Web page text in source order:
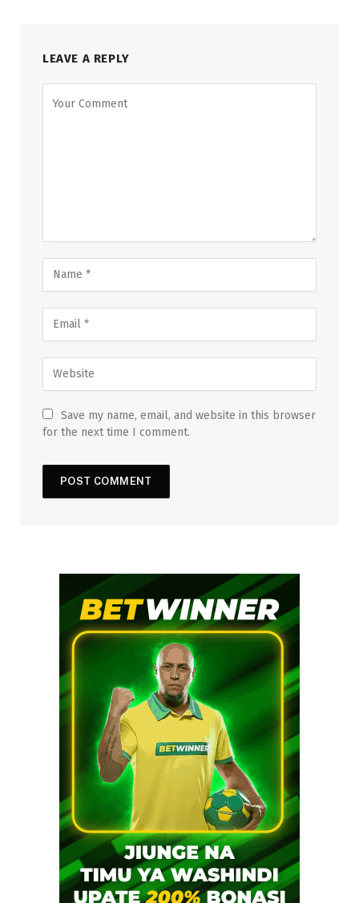
LEAVE A REPLY
Save my name, email, and website in this browser
for the next time I comment.